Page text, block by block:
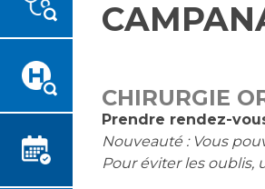
Vous accompagnez,
Vous avez un examen
d'imagerie ou de
réaliser
Vous avez une analyse à
Emplois paramédicaux
Espace Formation
Étudiants hospitaliers
Emplois techniques et
médico-techniques
CHIRURGIE
Prendre rendez-
Nouveauté : Vous
Pour éviter les oublis,